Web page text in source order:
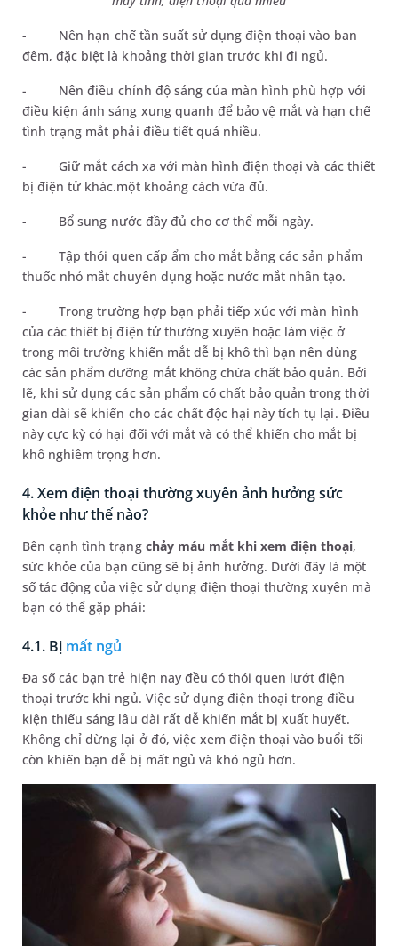
-
Nên hạn chế tần suất sử dụng điện thoại vào ban
đêm, đặc biệt là khoảng thời gian trước khi đi ngủ.
-
Nên điều chỉnh độ sáng của màn hình phù hợp với
điều kiện ánh sáng xung quanh để bảo vệ mắt và hạn chế
tình trạng mắt phải điều tiết quá nhiều.
-
Giữ mắt cách xa với màn hình điện thoại và các thiết
bị điện tử khác.một khoảng cách vừa đủ.
- Bổ sung nước đầy đủ cho cơ thể mỗi ngày.
-
Tập thói quen cấp ẩm cho mắt bằng các sản phẩm
thuốc nhỏ mắt chuyên dụng hoặc nước mắt nhân tạo.
-
Trong trường hợp bạn phải tiếp xúc với màn hình
của các thiết bị điện tử thường xuyên hoặc làm việc ở
trong môi trường khiến mắt dễ bị khô thì bạn nên dùng
các sản phẩm dưỡng mắt không chứa chất bảo quản. Bởi
lẽ, khi sử dụng các sản phẩm có chất bảo quản trong thời
gian dài sẽ khiến cho các chất độc hại này tích tụ lại. Điều
này cực kỳ có hại đối với mắt và có thể khiến cho mắt bị
khô nghiêm trọng hơn.
4. Xem điện thoại thường xuyên ảnh hưởng sức
khỏe như thế nào?
Bên cạnh tình trạng chảy máu mắt khi xem điện thoại,
sức khỏe của bạn cũng sẽ bị ảnh hưởng. Dưới đây là một
số tác động của việc sử dụng điện thoại thường xuyên mà
bạn có thể gặp phải:
4.1. Bị mất ngủ
Đa số các bạn trẻ hiện nay đều có thói quen lướt điện
thoại trước khi ngủ. Việc sử dụng điện thoại trong điều
kiện thiếu sáng lâu dài rất dễ khiến mắt bị xuất huyết.
Không chỉ dừng lại ở đó, việc xem điện thoại vào buổi tối
còn khiến bạn dễ bị mất ngủ và khó ngủ hơn.